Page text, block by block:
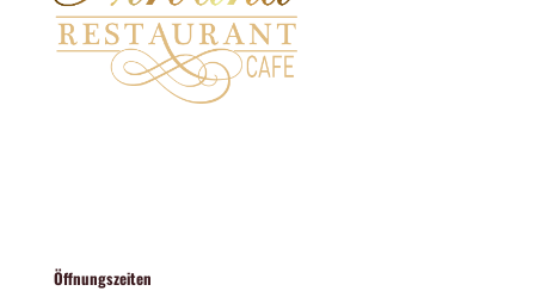
Öffnungszeiten